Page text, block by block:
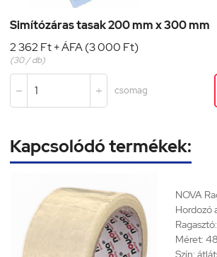
Simítózáras tasak 200 mm x 300 mm
2 362 Ft + ÁFA (3 000 Ft)
(30 / db)
  csomag
Kapcsolódó termékek:
NOVA
Hordozó
Méret:
Szín: